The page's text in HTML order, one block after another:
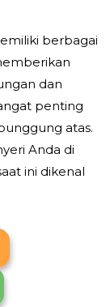
berbagai
dan
penting
atas.
Anda di
ini dikenal